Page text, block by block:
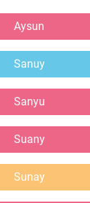
Aysun
Sanuy
Sanyu
Suany
Sunay